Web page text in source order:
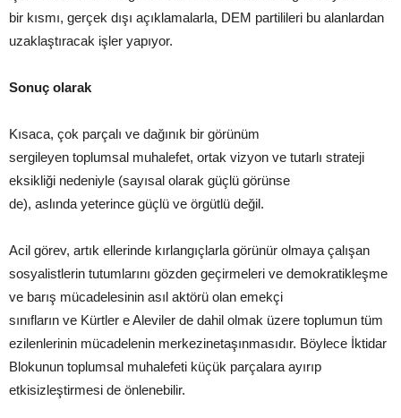
bir kısmı, gerçek dışı açıklamalarla, DEM partilileri bu alanlardan
uzaklaştıracak işler yapıyor.
Sonuç olarak
Kısaca, çok parçalı ve dağınık bir görünüm
sergileyen toplumsal muhalefet, ortak vizyon ve tutarlı strateji
eksikliği nedeniyle (sayısal olarak güçlü görünse
de), aslında yeterince güçlü ve örgütlü değil.
Acil görev, artık ellerinde kırlangıçlarla görünür olmaya çalışan
sosyalistlerin tutumlarını gözden geçirmeleri ve demokratikleşme
ve barış mücadelesinin asıl aktörü olan emekçi
sınıfların ve Kürtler e Aleviler de dahil olmak üzere toplumun tüm
ezilenlerinin mücadelenin merkezinetaşınmasıdır. Böylece İktidar
Blokunun toplumsal muhalefeti küçük parçalara ayırıp
etkisizleştirmesi de önlenebilir.